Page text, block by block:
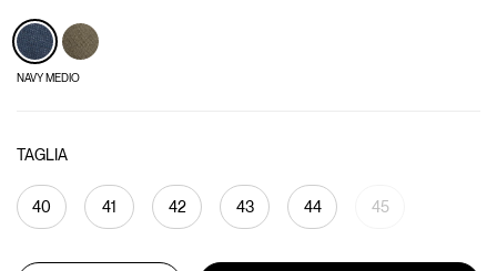
NAVY MEDIO
TAGLIA
40 41 42 43 44 45